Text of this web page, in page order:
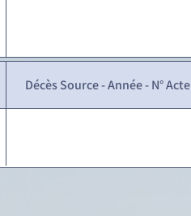
Décès Source - Année - N° Acte